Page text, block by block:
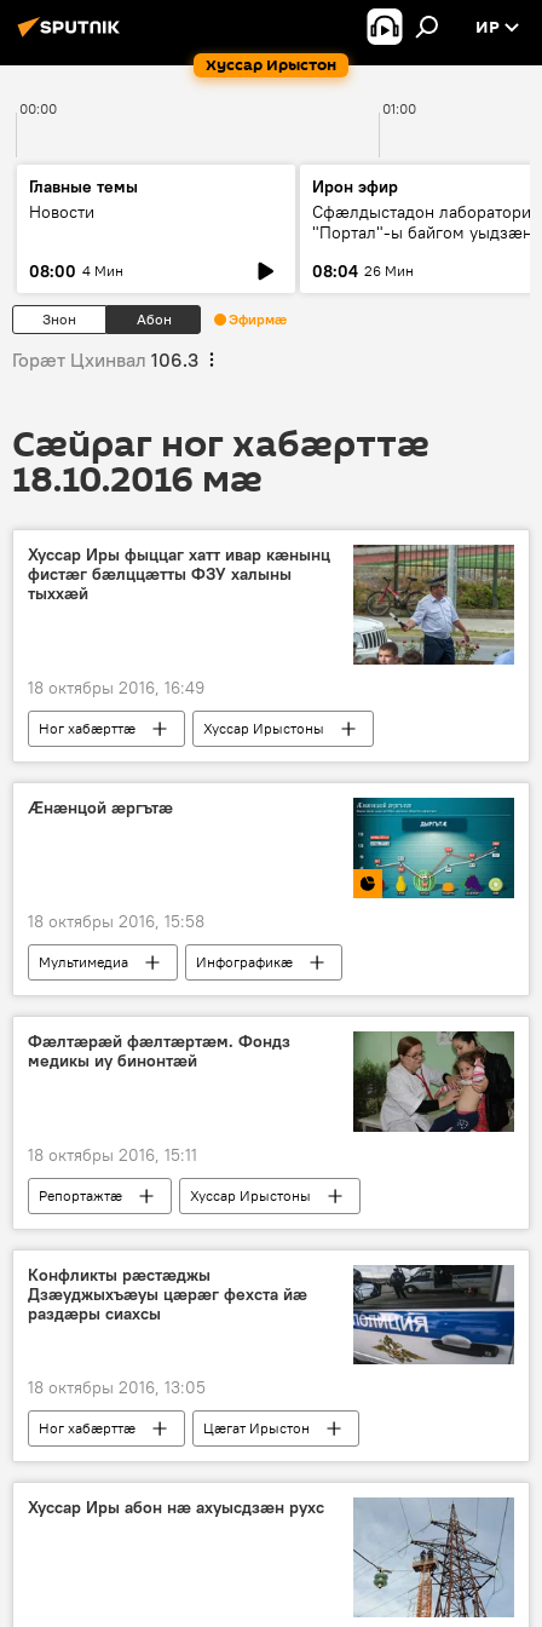
Хуссар Ирыстон
ИР
00:00 01:00
Главные темы
Новости
08:00 4 Мин
Ирон эфир
Сфæлдыстадон лаборатори
"Портал"-ы байгом уыдзæн
Æхсары куыстыты равдыст
08:04 26 Мин
Знон Абон Эфирмæ
Горӕт Цхинвал 106.3
Сӕйраг ног хабӕрттӕ
18.10.2016 мӕ
Хуссар Иры фыццаг хатт ивар кӕнынц
фистӕг бӕлццӕтты ФЗУ халыны
тыххӕй
18 октябры 2016, 16:49
Ног хабӕрттӕ Хуссар Ирыстоны
Ӕнӕнцой ӕргътӕ
18 октябры 2016, 15:58
Мультимедиа Инфографикӕ
Фӕлтӕрӕй фӕлтӕртӕм. Фондз
медикы иу бинонтӕй
18 октябры 2016, 15:11
Репортажтӕ
Хуссар Ирыстоны
Фӕлтӕрӕй фӕлтӕртӕм
Конфликты рӕстӕджы
Дзӕуджыхъӕуы цӕрӕг фехста йӕ
раздӕры сиахсы
18 октябры 2016, 13:05
Ног хабӕрттӕ Цӕгат Ирыстон
Хуссар Иры абон нӕ ахуысдзӕн рухс